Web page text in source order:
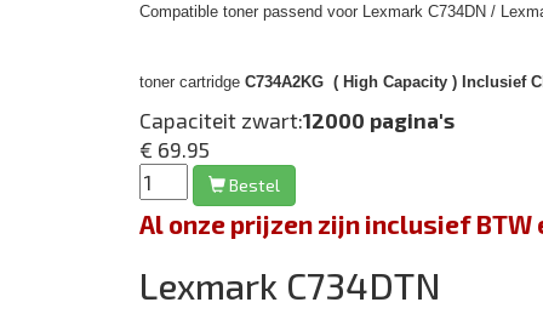
Compatible toner passend voor Lexmark C734DN /
toner cartridge C734A2KG ( High Capacity ) Inclusief
Capaciteit zwart:12000 pagina's
€ 69.95
Bestel
Al onze prijzen zijn inclusief
Lexmark C734DTN